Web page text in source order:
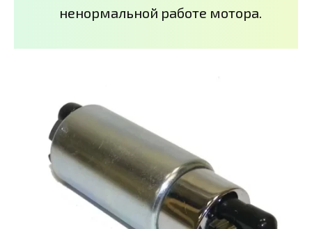
ненормальной работе мотора.